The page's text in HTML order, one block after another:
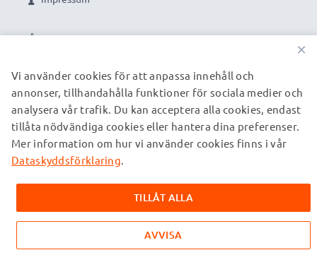
VÅRA BETALNINGSALTERNATIV
VÅRA FRAKTPARTNERS
© subtel.se 2026
Alla priser är inklusive moms och exklusive fraktkostnader.
varumärken tillhörande deras ägare och anges på våra
webbsidor enbart för att ge information om våra produkter.
×
Vi använder cookies för att anpassa innehåll och
annonser, tillhandahålla funktioner för sociala medier och
analysera vår trafik. Du kan acceptera alla cookies, endast
tillåta nödvändiga cookies eller hantera dina preferenser.
Mer information om hur vi använder cookies finns i vår
Dataskyddsförklaring.
TILLÅT ALLA
AVVISA